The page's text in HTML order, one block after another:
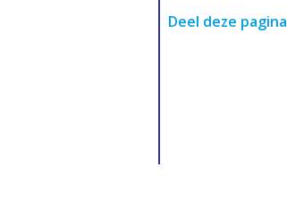
Deel deze pagina